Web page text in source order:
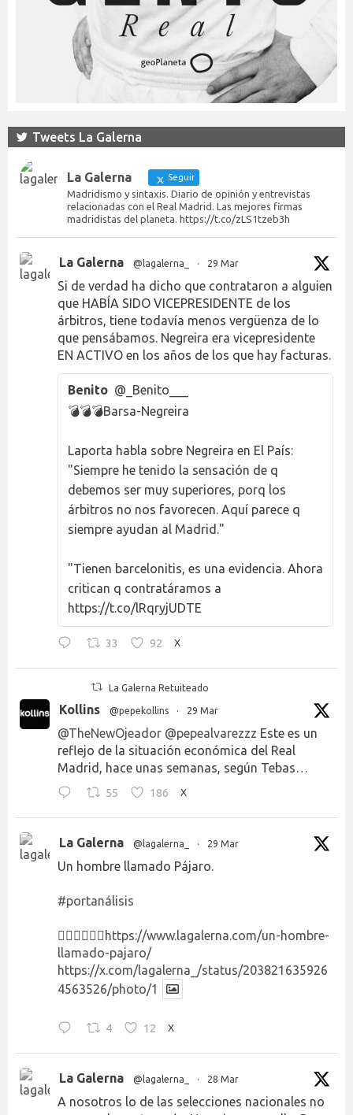
Tweets La Galerna
La Galerna Seguir
Madridismo y sintaxis. Diario de opinión y entrevistas
relacionadas con el Real Madrid. Las mejores firmas
madridistas del planeta. https://t.co/zLS1tzeb3h
La Galerna @lagalerna_ · 29 Mar
Si de verdad ha dicho que contrataron a alguien
que HABÍA SIDO VICEPRESIDENTE de los
árbitros, tiene todavía menos vergüenza de lo
que pensábamos. Negreira era vicepresidente
EN ACTIVO en los años de los que hay facturas.
Benito @_Benito___
💣💣💣Barsa-Negreira
Laporta habla sobre Negreira en El País:
"Siempre he tenido la sensación de q
debemos ser muy superiores, porq los
árbitros no nos favorecen. Aquí parece q
siempre ayudan al Madrid."
"Tienen barcelonitis, es una evidencia. Ahora
critican q contratáramos a
https://t.co/lRqryjUDTE
33 92 X
La Galerna Retuiteado
Kollins @pepekollins · 29 Mar
@TheNewOjeador @pepealvarezzz Este es un
reflejo de la situación económica del Real
Madrid, hace unas semanas, según Tebas…
55 186 X
La Galerna @lagalerna_ · 29 Mar
Un hombre llamado Pájaro.
#portanálisis
👉🏻👉🏻👉🏻 https://www.lagalerna.com/un-hombre-
llamado-pajaro/
https://x.com/lagalerna_/status/203821635926
4563526/photo/1
4 12 X
La Galerna @lagalerna_ · 28 Mar
A nosotros lo de las selecciones nacionales no